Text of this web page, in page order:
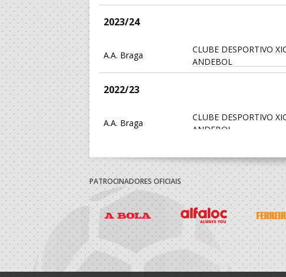
2023/24
A.A. Braga
CLUBE DESPORTIVO
ANDEBOL
2022/23
A.A. Braga
CLUBE DESPORTIVO
ANDEBOL
2021/22
A.A. Braga
CLUBE DESPORTIVO
ANDEBOL
PATROCINADORES OFICIAIS